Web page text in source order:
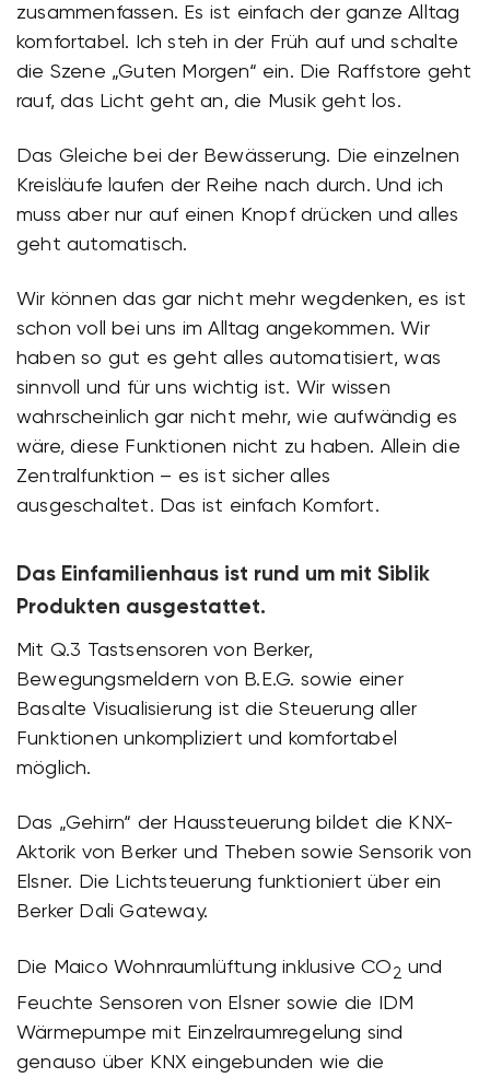
zusammenfassen. Es ist einfach der ganze Alltag
komfortabel. Ich steh in der Früh auf und schalte
die Szene „Guten Morgen“ ein. Die Raffstore geht
rauf, das Licht geht an, die Musik geht los.
Das Gleiche bei der Bewässerung. Die einzelnen
Kreisläufe laufen der Reihe nach durch. Und ich
muss aber nur auf einen Knopf drücken und alles
geht automatisch.
Wir können das gar nicht mehr wegdenken, es ist
schon voll bei uns im Alltag angekommen. Wir
haben so gut es geht alles automatisiert, was
sinnvoll und für uns wichtig ist. Wir wissen
wahrscheinlich gar nicht mehr, wie aufwändig es
wäre, diese Funktionen nicht zu haben. Allein die
Zentralfunktion – es ist sicher alles
ausgeschaltet. Das ist einfach Komfort.
Das Einfamilienhaus ist rund um mit Siblik
Produkten ausgestattet.
Mit Q.3 Tastsensoren von Berker,
Bewegungsmeldern von B.E.G. sowie einer
Basalte Visualisierung ist die Steuerung aller
Funktionen unkompliziert und komfortabel
möglich.
Das „Gehirn“ der Haussteuerung bildet die KNX-
Aktorik von Berker und Theben sowie Sensorik von
Elsner. Die Lichtsteuerung funktioniert über ein
Berker Dali Gateway.
Die Maico Wohnraumlüftung inklusive CO2 und
Feuchte Sensoren von Elsner sowie die IDM
Wärmepumpe mit Einzelraumregelung sind
genauso über KNX eingebunden wie die